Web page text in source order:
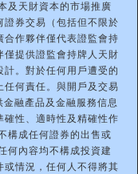
及天財資本的市場推廣
證券交易（包括但不限於
作夥伴僅代表證監會持
僅提供證監會持牌人天財
。對於任何用戶遭受的
何責任。與開戶及交易
融產品及金融服務信息
性、適時性及精確性作
構成任何證券的出售或
何內容均不構成投資建
情況，任何人不得將其